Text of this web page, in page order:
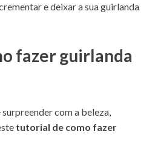
e deixar a sua guirlanda
fazer guirlanda
com a beleza,
tutorial de como fazer